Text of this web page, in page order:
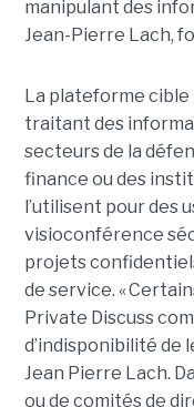
manipulant des
Jean-Pierre Lach,
La plateforme
traitant des
secteurs de la
finance ou des
l’utilisent pour des
visioconférence
projets
de service. «
Private Discuss
d’indisponibilité de
Jean Pierre Lach.
ou de comités de